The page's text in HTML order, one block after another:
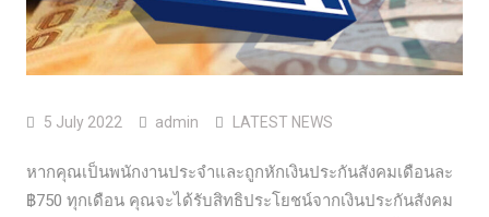
5 July 2022 admin LATEST NEWS
หากคุณเป็นพนักงานประจำและถูกหักเงินประกันสังคมเดือนละ
฿750 ทุกเดือน คุณจะได้รับสิทธิประโยชน์จากเงินประกันสังคม